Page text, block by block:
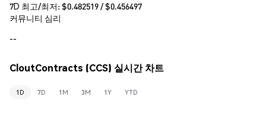
7D 최고/최저: $0.482519/ $0.456497
커뮤니티 심리
--
CloutContracts (CCS) 실시간 차트
1D 7D 1M 3M 1Y YTD